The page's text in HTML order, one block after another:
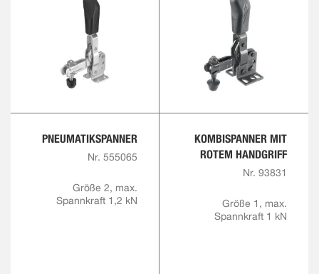
PNEUMATIKSPANNER
Nr. 555065
Größe 2, max.
Spannkraft 1,2 kN
KOMBISPANNER MIT
ROTEM HANDGRIFF
Nr. 93831
Größe 1, max.
Spannkraft 1 kN